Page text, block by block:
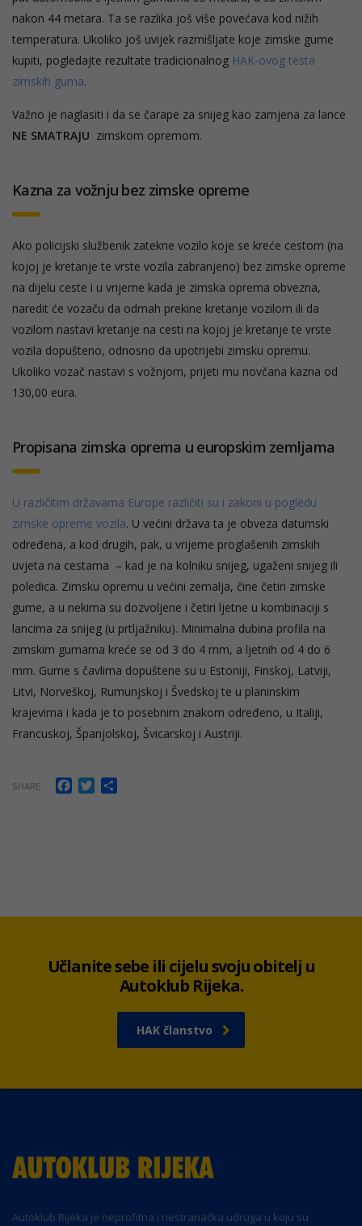
nakon 44 metara. Ta se razlika još više povećava kod nižih
temperatura. Ukoliko još uvijek razmišljate koje zimske gume
kupiti, pogledajte rezultate tradicionalnog HAK-ovog testa
zimskih guma.
Važno je naglasiti i da se čarape za snijeg kao zamjena za lance
NE SMATRAJU zimskom opremom.
Kazna za vožnju bez zimske opreme
Ako policijski službenik zatekne vozilo koje se kreće cestom (na
kojoj je kretanje te vrste vozila zabranjeno) bez zimske opreme
na dijelu ceste i u vrijeme kada je zimska oprema obvezna,
naredit će vozaču da odmah prekine kretanje vozilom ili da
vozilom nastavi kretanje na cesti na kojoj je kretanje te vrste
vozila dopušteno, odnosno da upotrijebi zimsku opremu.
Ukoliko vozač nastavi s vožnjom, prijeti mu novčana kazna od
130,00 eura.
Propisana zimska oprema u europskim zemljama
U različitim državama Europe različiti su i zakoni u pogledu
zimske opreme vozila. U većini država ta je obveza datumski
određena, a kod drugih, pak, u vrijeme proglašenih zimskih
uvjeta na cestama – kad je na kolniku snijeg, ugaženi snijeg ili
poledica. Zimsku opremu u većini zemalja, čine četiri zimske
gume, a u nekima su dozvoljene i četiri ljetne u kombinaciji s
lancima za snijeg (u prtljažniku). Minimalna dubina profila na
zimskim gumama kreće se od 3 do 4 mm, a ljetnih od 4 do 6
mm. Gume s čavlima dopuštene su u Estoniji, Finskoj, Latviji,
Litvi, Norveškoj, Rumunjskoj i Švedskoj te u planinskim
krajevima i kada je to posebnim znakom određeno, u Italiji,
Francuskoj, Španjolskoj, Švicarskoj i Austriji.
SHARE Facebook
Twitter
Učlanite sebe ili cijelu svoju obitelj u
Autoklub Rijeka.
HAK članstvo
Autoklub Rijeka je neprofitna i nestranačka udruga u koju su